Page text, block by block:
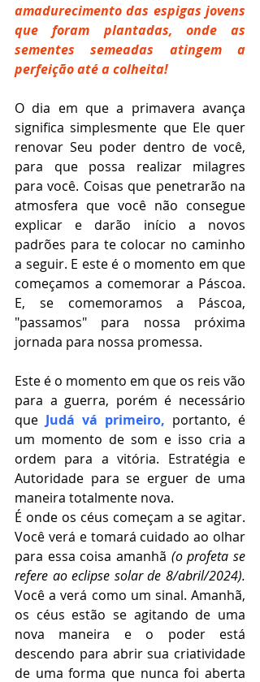
amadurecimento das espigas jovens
que foram plantadas, onde as
sementes semeadas atingem a
perfeição até a colheita!
O dia em que a primavera avança
significa simplesmente que Ele quer
renovar Seu poder dentro de você,
para que possa realizar milagres
para você. Coisas que penetrarão na
atmosfera que você não consegue
explicar e darão início a novos
padrões para te colocar no caminho
a seguir. E este é o momento em que
começamos a comemorar a Páscoa.
E, se comemoramos a Páscoa,
"passamos" para nossa próxima
jornada para nossa promessa.
Este é o momento em que os reis vão
para a guerra, porém é necessário
que Judá vá primeiro, portanto, é
um momento de som e isso cria a
ordem para a vitória. Estratégia e
Autoridade para se erguer de uma
maneira totalmente nova.
É onde os céus começam a se agitar.
Você verá e tomará cuidado ao olhar
para essa coisa amanhã (o profeta se
refere ao eclipse solar de 8/abril/2024).
Você a verá como um sinal. Amanhã,
os céus estão se agitando de uma
nova maneira e o poder está
descendo para abrir sua criatividade
de uma forma que nunca foi aberta